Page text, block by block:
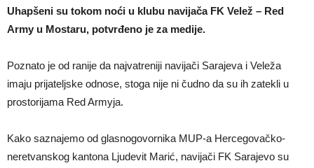
Uhapšeni su tokom noći u klubu navijača FK Velež – Red
Army u Mostaru, potvrđeno je za medije.
Poznato je od ranije da najvatreniji navijači Sarajeva i Veleža
imaju prijateljske odnose, stoga nije ni čudno da su ih zatekli u
prostorijama Red Armyja.
Kako saznajemo od glasnogovornika MUP-a Hercegovačko-
neretvanskog kantona Ljudevit Marić, navijači FK Sarajevo su